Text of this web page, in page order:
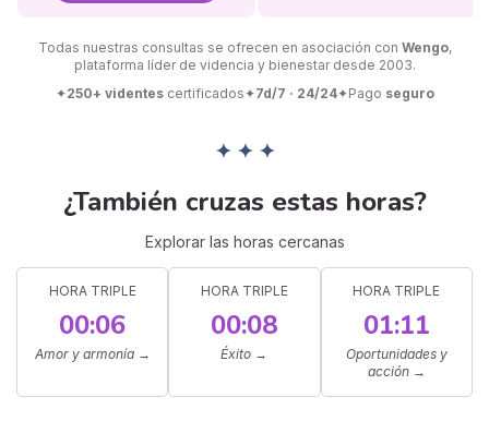
Todas nuestras consultas se ofrecen en asociación con Wengo,
plataforma líder de videncia y bienestar desde 2003.
✦250+ videntescertificados✦7d/7 · 24/24✦Pago seguro
✦ ✦ ✦
¿También cruzas estas horas?
Explorar las horas cercanas
HORA TRIPLE
00:06
Amor y armonía→
HORA TRIPLE
00:08
Éxito →
HORA TRIPLE
01:11
Oportunidades y
acción→